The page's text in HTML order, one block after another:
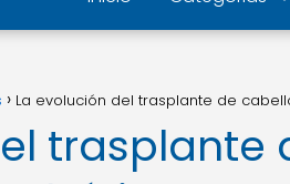
La evolución del trasplante de
trasplante